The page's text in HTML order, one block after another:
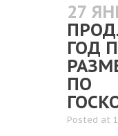
27
ГОД
ПО
Posted at